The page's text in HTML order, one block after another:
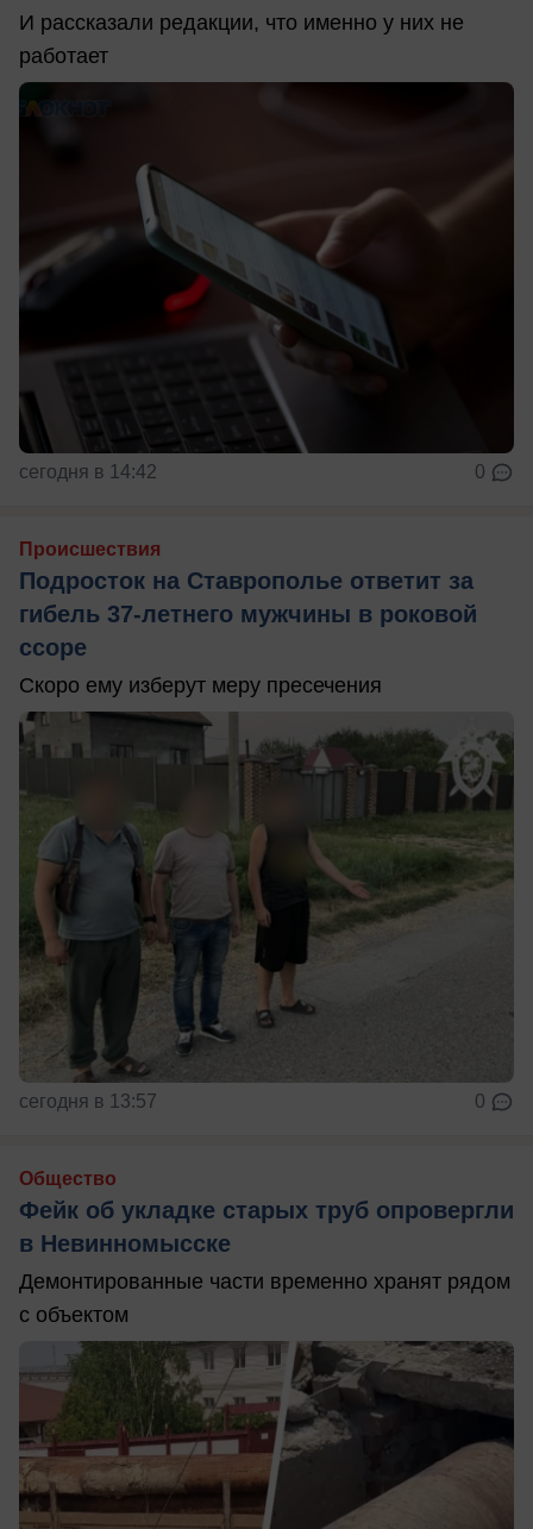
И рассказали редакции, что именно у них не
работает
сегодня в 14:42 0
Происшествия
Подросток на Ставрополье ответит за
гибель 37-летнего мужчины в роковой
ссоре
Скоро ему изберут меру пресечения
сегодня в 13:57 0
Общество
Фейк об укладке старых труб опровергли
в Невинномысске
Демонтированные части временно хранят рядом
с объектом